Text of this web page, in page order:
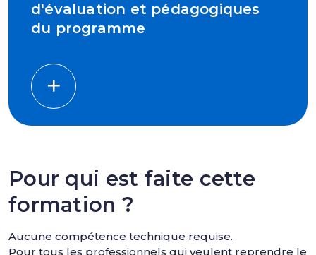
d'évaluation et pédagogiques
du programme
Pour qui est faite cette
formation ?
Aucune compétence technique requise.
Pour tous les professionnels qui veulent reprendre le